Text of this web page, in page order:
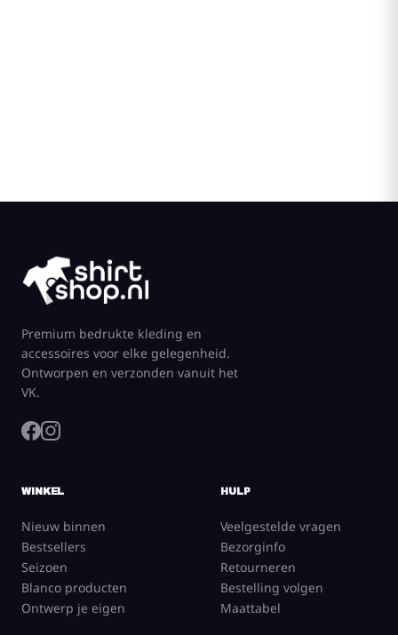
Premium bedrukte kleding en
accessoires voor elke gelegenheid.
Ontworpen en verzonden vanuit het
VK.
WINKEL
Nieuw binnen
Bestsellers
Seizoen
Blanco producten
Ontwerp je eigen
HULP
Veelgestelde vragen
Bezorginfo
Retourneren
Bestelling volgen
Maattabel